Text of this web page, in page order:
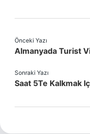
Önceki Yazı
Almanyada Turist
Sonraki Yazı
Saat 5Te Kalkmak